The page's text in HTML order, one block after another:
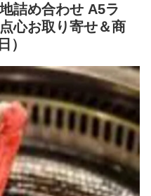
詰め合わせ A5ラ
心お取り寄せ＆商
）